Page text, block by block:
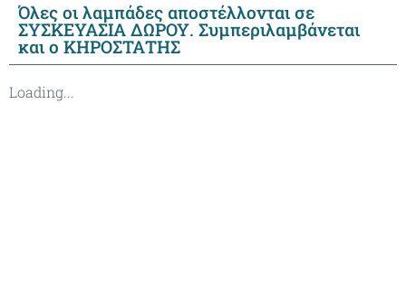
Όλες οι λαμπάδες αποστέλλονται σε
ΣΥΣΚΕΥΑΣΙΑ ΔΩΡΟΥ. Συμπεριλαμβάνεται
και ο ΚΗΡΟΣΤΑΤΗΣ
Loading...